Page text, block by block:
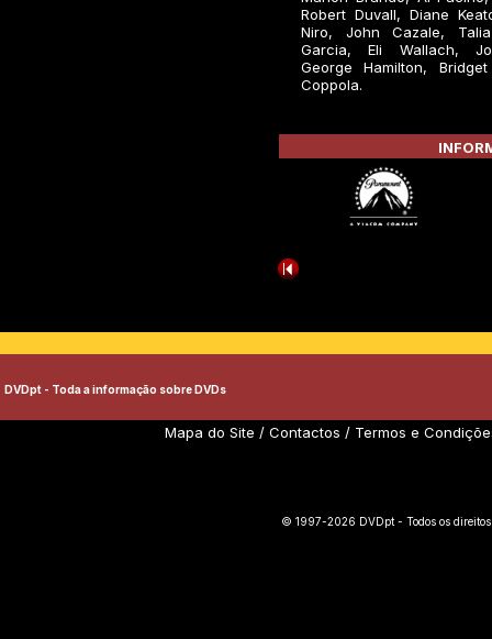
Robert Duvall, Diane
Niro, John Cazale,
Garcia, Eli Wallach,
George Hamilton,
Coppola.
DVDpt - Toda a informação sobre DVDs
Mapa do Site / Contactos / Termos e
© 1997-2026 DVDpt - Todos os direitos